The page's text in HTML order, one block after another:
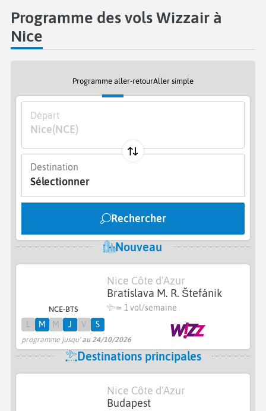
Programme des vols Wizzair à
Nice
Programme aller-retourAller simple
Départ
Nice(NCE)
Destination
Sélectionner
Rechercher
Nouveau
NCE-BTS
Nice Côte d'Azur
Bratislava M. R. Štefánik
≃ 1 vol/semaine
programme jusqu'au 24/10/2026
M M J V S
Destinations principales
Nice Côte d'Azur
Budapest